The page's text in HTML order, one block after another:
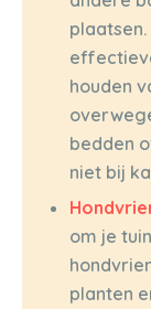
houden
bedden
niet bij
om je
planten